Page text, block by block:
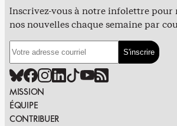
Inscrivez-vous à notre infolettre pour
nos nouvelles chaque semaine par
MISSION
ÉQUIPE
CONTRIBUER